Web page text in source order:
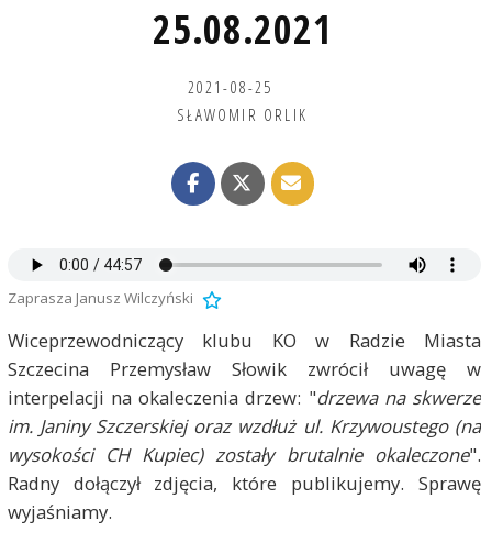
25.08.2021
2021-08-25
SŁAWOMIR ORLIK
Zaprasza Janusz Wilczyński
Wiceprzewodniczący klubu KO w Radzie Miasta
Szczecina Przemysław Słowik zwrócił uwagę w
interpelacji na okaleczenia drzew: "drzewa na skwerze
im. Janiny Szczerskiej oraz wzdłuż ul. Krzywoustego (na
wysokości CH Kupiec) zostały brutalnie okaleczone".
Radny dołączył zdjęcia, które publikujemy. Sprawę
wyjaśniamy.